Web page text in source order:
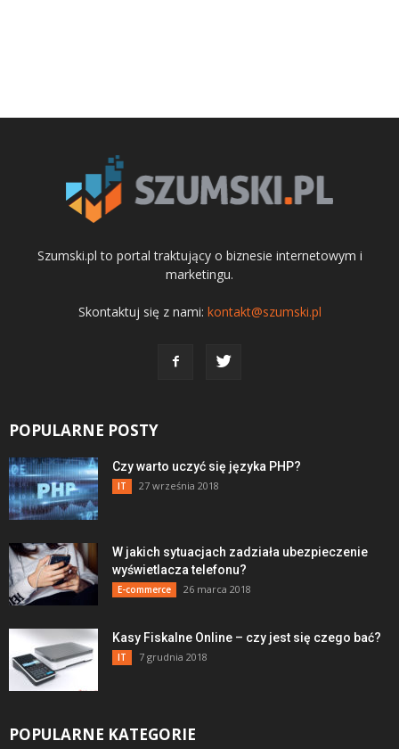
Szumski.pl to portal traktujący o biznesie internetowym i
marketingu.
Skontaktuj się z nami: kontakt@szumski.pl
POPULARNE POSTY
Czy warto uczyć się języka PHP?
IT 27 września 2018
W jakich sytuacjach zadziała ubezpieczenie
wyświetlacza telefonu?
E-commerce 26 marca 2018
Kasy Fiskalne Online – czy jest się czego bać?
IT 7 grudnia 2018
POPULARNE KATEGORIE